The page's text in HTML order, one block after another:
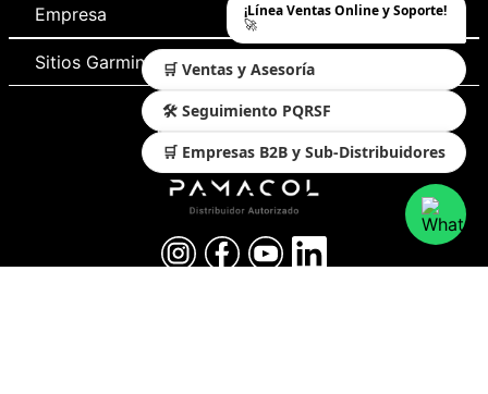
Empresa
Sitios Garmin
¡Línea Ventas Online y Soporte!
🚀
🛒 Ventas y Asesoría
🛠️ Seguimiento PQRSF
🛒 Empresas B2B y Sub-Distribuidores